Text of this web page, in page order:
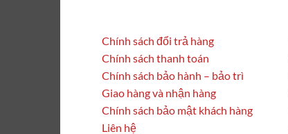
Chính sách đổi trả hàng
Chính sách thanh toán
Chính sách bảo hành – bảo trì
Giao hàng và nhận hàng
Chính sách bảo mật khách hàng
Liên hệ